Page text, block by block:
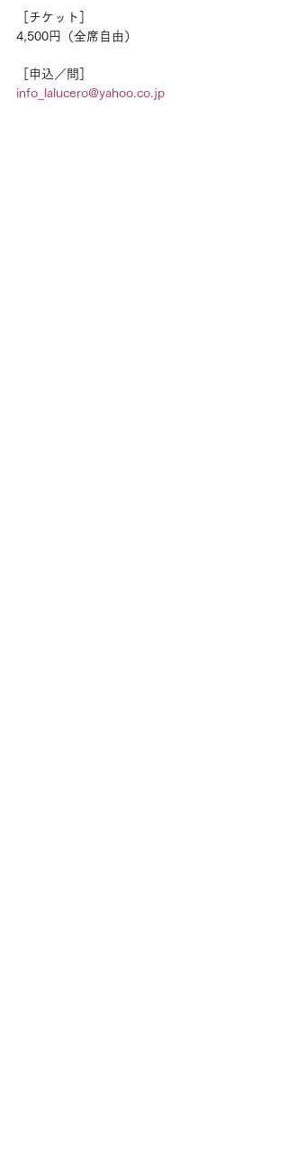
［チケット］
4,500円（全席自由）
［申込／問］
info_lalucero@yahoo.co.jp